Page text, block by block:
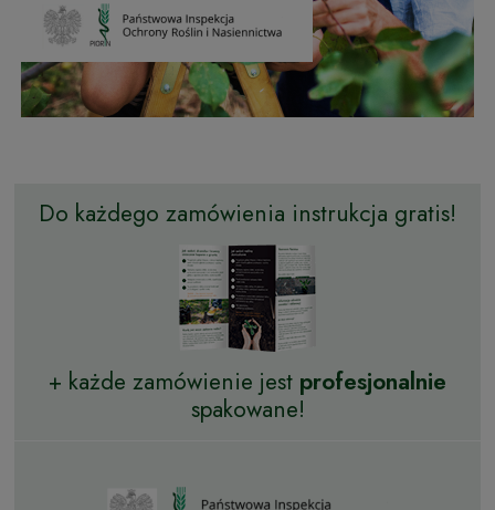
Do każdego zamówienia instrukcja gratis!
+ każde zamówienie jest profesjonalnie
spakowane!